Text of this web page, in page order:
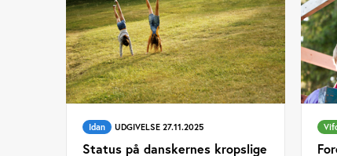
Idan UDGIVELSE 27.11.2025
Status på danskernes kropslige